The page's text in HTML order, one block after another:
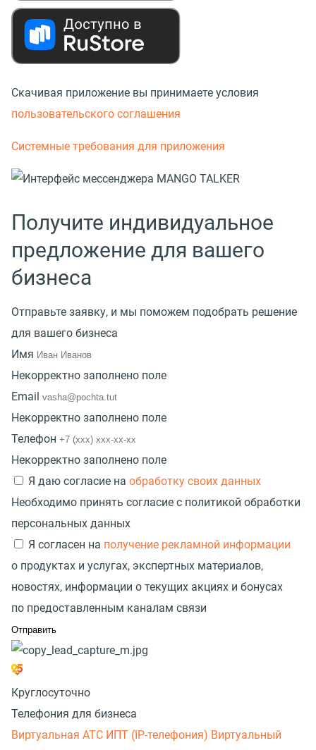
Скачивая приложение вы принимаете условия
пользовательского соглашения
Системные требования для приложения
Получите индивидуальное
предложение для вашего
бизнеса
Отправьте заявку, и мы поможем подобрать решение
для вашего бизнеса
Имя
Некорректно заполнено поле
Email
Некорректно заполнено поле
Телефон
Некорректно заполнено поле
Я даю согласие на обработку своих данных
Необходимо принять согласие с политикой обработки
персональных данных
Я согласен на получение рекламной информации
о продуктах и услугах, экспертных материалов,
новостях, информации о текущих акциях и бонусах
по предоставленным каналам связи
Круглосуточно
Телефония для бизнеса
Виртуальная АТС ИПТ (IP-телефония) Виртуальный